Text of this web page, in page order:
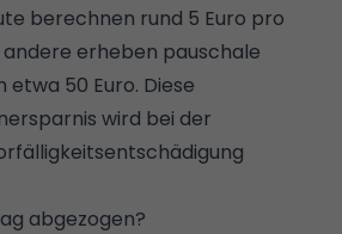
berechnen rund 5 Euro pro
erheben pauschale
50 Euro. Diese
wird bei der
abgezogen?